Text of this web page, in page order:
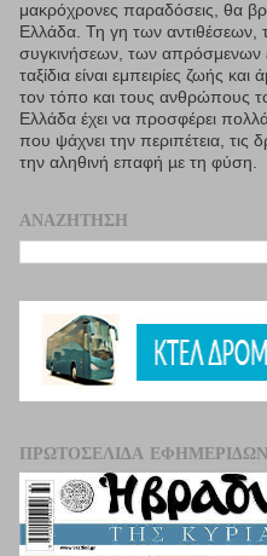
μακρόχρονες παραδόσεις, θα
Ελλάδα. Τη γη των αντιθέσεων,
συγκινήσεων, των απρόσμενων
ταξίδια είναι εμπειρίες ζωής
τον τόπο και τους ανθρώπους
Ελλάδα έχει να προσφέρει
που ψάχνει την περιπέτεια, τις
την αληθινή επαφή µε τη φύση.
ΑΝΑΖΉΤΗΣΗ
ΠΡΩΤΟΣΈΛΙΔΑ ΕΦΗΜΕΡΊΔΩΝ